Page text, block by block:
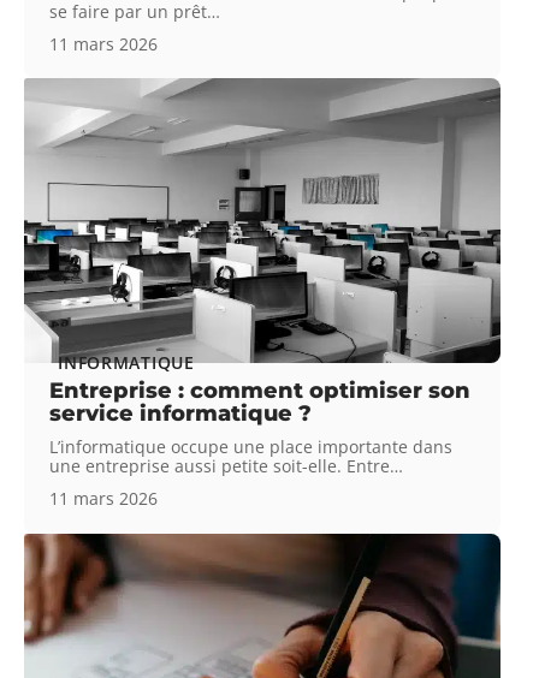
se faire par un prêt…
11 mars 2026
INFORMATIQUE
Entreprise : comment optimiser son
service informatique ?
L’informatique occupe une place importante dans
une entreprise aussi petite soit-elle. Entre…
11 mars 2026